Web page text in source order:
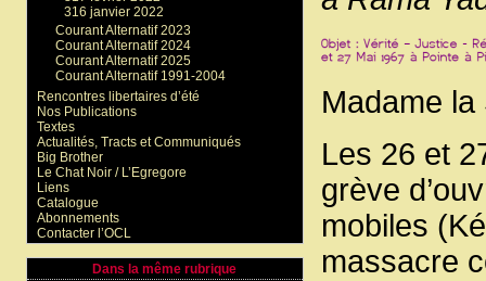
Madame la
Les 26 et
grève
mobiles
massacre
316 janvier 2022
Courant Alternatif 2023
Courant Alternatif 2024
Courant Alternatif 2025
Courant Alternatif 1991-2004
Rencontres libertaires d’été
Nos Publications
Textes
Actualités, Tracts et Communiqués
Big Brother
Le Chat Noir / L’Egregore
Liens
Catalogue
Abonnements
Contacter l’OCL
Dans la même rubrique